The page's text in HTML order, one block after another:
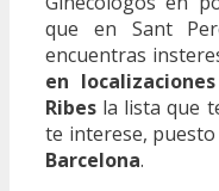
que en Sant
encuentras
en
Ribes la lista que
te interese,
Barcelona.